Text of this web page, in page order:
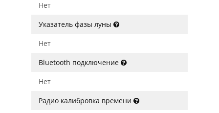
Нет
Указатель фазы луны
Нет
Bluetooth подключение
Нет
Радио калибровка времени